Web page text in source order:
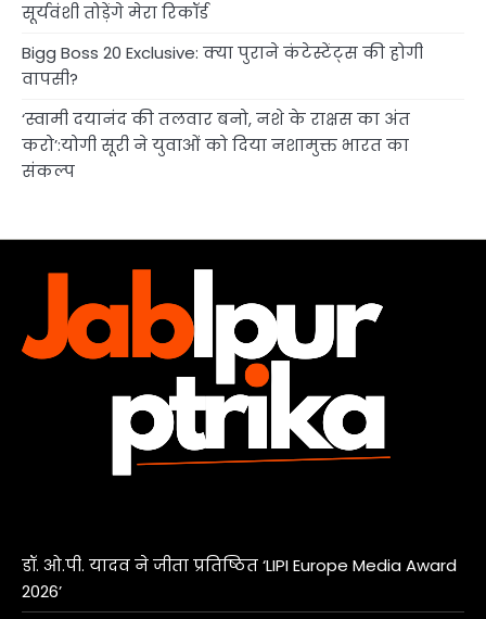
सूर्यवंशी तोड़ेंगे मेरा रिकॉर्ड
Bigg Boss 20 Exclusive: क्या पुराने कंटेस्टेंट्स की होगी
वापसी?
‘स्वामी दयानंद की तलवार बनो, नशे के राक्षस का अंत
करो’:योगी सूरी ने युवाओं को दिया नशामुक्त भारत का
संकल्प
डॉ. ओ.पी. यादव ने जीता प्रतिष्ठित ‘LIPI Europe Media Award
2026’